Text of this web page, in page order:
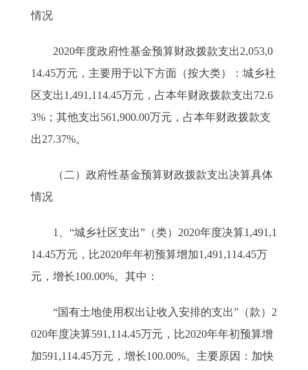
情况
2020年度政府性基金预算财政拨款支出2,053,0
14.45万元，主要用于以下方面（按大类）：城乡社
区支出1,491,114.45万元，占本年财政拨款支出72.6
3%；其他支出561,900.00万元，占本年财政拨款支
出27.37%。
（二）政府性基金预算财政拨款支出决算具体
情况
1、“城乡社区支出”（类）2020年度决算1,491,1
14.45万元，比2020年年初预算增加1,491,114.45万
元，增长100.00%。其中：
“国有土地使用权出让收入安排的支出”（款）2
020年度决算591,114.45万元，比2020年年初预算增
加591,114.45万元，增长100.00%。主要原因：加快